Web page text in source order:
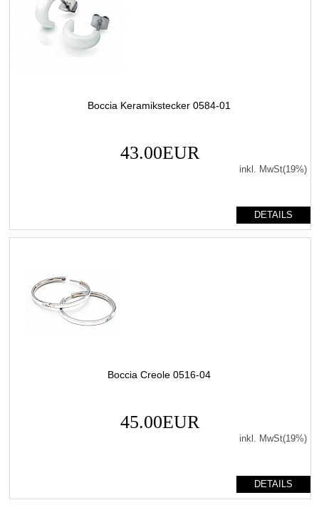
Boccia Keramikstecker 0584-01
43.00EUR
inkl. MwSt(19%)
DETAILS
Boccia Creole 0516-04
45.00EUR
inkl. MwSt(19%)
DETAILS